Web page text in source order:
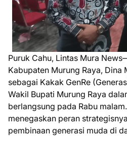
Puruk Cahu, Lintas Mura
Kabupaten Murung Raya, Dina
sebagai Kakak GenRe
Wakil Bupati Murung Raya
berlangsung pada Rabu
menegaskan peran
pembinaan generasi muda di